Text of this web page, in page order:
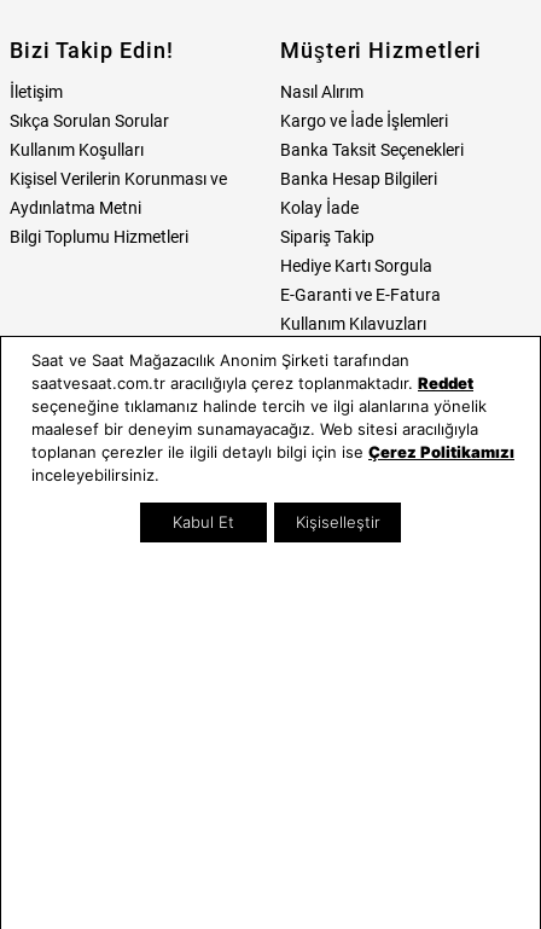
Bizi Takip Edin!
İletişim
Sıkça Sorulan Sorular
Kullanım Koşulları
Kişisel Verilerin Korunması ve
Aydınlatma Metni
Bilgi Toplumu Hizmetleri
Müşteri Hizmetleri
Nasıl Alırım
Kargo ve İade İşlemleri
Banka Taksit Seçenekleri
Banka Hesap Bilgileri
Kolay İade
Sipariş Takip
Hediye Kartı Sorgula
E-Garanti ve E-Fatura
Kullanım Kılavuzları
Saat ve Saat
Hakkımızda
Neden Saat ve Saat
Mağazalar
Mağazada Teknik Servis
Kategoriler
Erkek Saat
Kadın Saat
Takı & Aksesuar
Kampanyalar
Saat ve Saat Mağazacılık Anonim Şirketi tarafından
saatvesaat.com.tr aracılığıyla çerez toplanmaktadır. Reddet
seçeneğine tıklamanız halinde tercih ve ilgi alanlarına yönelik
maalesef bir deneyim sunamayacağız. Web sitesi aracılığıyla
toplanan çerezler ile ilgili detaylı bilgi için ise Çerez Politikamızı
inceleyebilirsiniz.
Kabul Et Kişiselleştir